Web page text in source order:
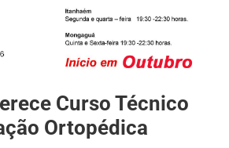
Curso Técnico
Ortopédica